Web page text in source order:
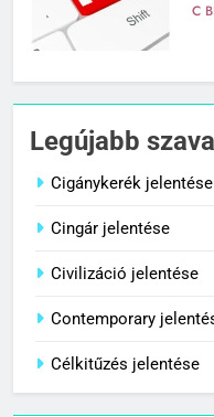
C
7
C
8
1
Legújabb
Cigánykerék jelentése
Cingár jelentése
Civilizáció jelentése
Contemporary
Célkitűzés jelentése